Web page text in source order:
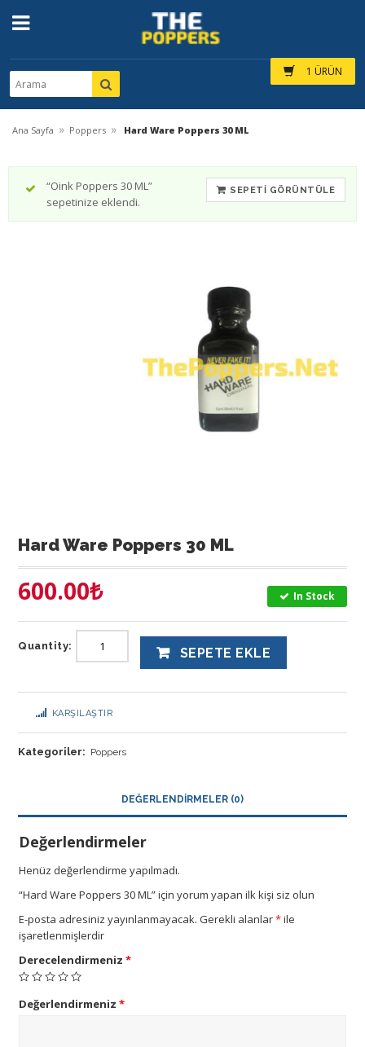
1 ÜRÜN
Ana Sayfa » Poppers » Hard Ware Poppers 30 ML
SEPETI GÖRÜNTÜLE
“Oink Poppers 30 ML”
sepetinize eklendi.
Hard Ware Poppers 30 ML
600.00₺ In Stock
Quantity: SEPETE EKLE
KARŞILAŞTIR
Kategoriler: Poppers
DEĞERLENDIRMELER (0)
Değerlendirmeler
Henüz değerlendirme yapılmadı.
“Hard Ware Poppers 30 ML” için yorum yapan ilk kişi siz olun
E-posta adresiniz yayınlanmayacak. Gerekli alanlar*ile
işaretlenmişlerdir
Derecelendirmeniz *
Değerlendirmeniz *